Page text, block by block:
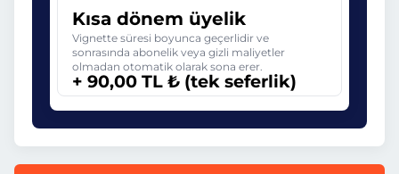
Kısa dönem üyelik
Vignette süresi boyunca geçerlidir ve
sonrasında abonelik veya gizli maliyetler
olmadan otomatik olarak sona erer.
+ 90,00 TL ₺ (tek seferlik)